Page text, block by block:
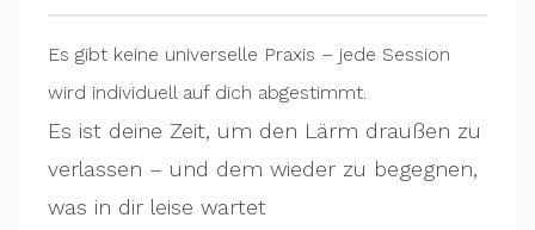
Es gibt keine universelle Praxis – jede Session
wird individuell auf dich abgestimmt.
Es ist deine Zeit, um den Lärm draußen zu
verlassen – und dem wieder zu begegnen,
was in dir leise wartet